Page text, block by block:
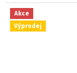
Akce
Výprodej